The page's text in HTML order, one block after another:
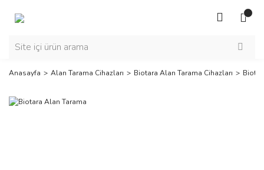
Anasayfa Alan Tarama Cihazları Biotara Alan Tarama Cihazları